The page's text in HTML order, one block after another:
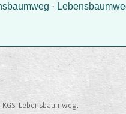
·
Lebensbaumweg.